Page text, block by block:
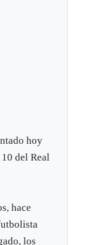
hoy
del Real
hace
los